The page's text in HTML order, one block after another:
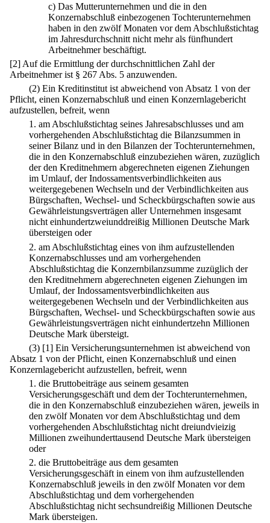
c) Das Mutterunternehmen und die in den
Konzernabschluß einbezogenen Tochterunternehmen
haben in den zwölf Monaten vor dem Abschlußstichtag
im Jahresdurchschnitt nicht mehr als fünfhundert
Arbeitnehmer beschäftigt.
[2] Auf die Ermittlung der durchschnittlichen Zahl der
Arbeitnehmer ist § 267 Abs. 5 anzuwenden.
(2) Ein Kreditinstitut ist abweichend von Absatz 1 von der
Pflicht, einen Konzernabschluß und einen Konzernlagebericht
aufzustellen, befreit, wenn
1. am Abschlußstichtag seines Jahresabschlusses und am
vorhergehenden Abschlußstichtag die Bilanzsummen in
seiner Bilanz und in den Bilanzen der Tochterunternehmen,
die in den Konzernabschluß einzubeziehen wären, zuzüglich
der den Kreditnehmern abgerechneten eigenen Ziehungen
im Umlauf, der Indossamentsverbindlichkeiten aus
weitergegebenen Wechseln und der Verbindlichkeiten aus
Bürgschaften, Wechsel- und Scheckbürgschaften sowie aus
Gewährleistungsverträgen aller Unternehmen insgesamt
nicht einhundertzweiunddreißig Millionen Deutsche Mark
übersteigen oder
2. am Abschlußstichtag eines von ihm aufzustellenden
Konzernabschlusses und am vorhergehenden
Abschlußstichtag die Konzernbilanzsumme zuzüglich der
den Kreditnehmern abgerechneten eigenen Ziehungen im
Umlauf, der Indossamentsverbindlichkeiten aus
weitergegebenen Wechseln und der Verbindlichkeiten aus
Bürgschaften, Wechsel- und Scheckbürgschaften sowie aus
Gewährleistungsverträgen nicht einhundertzehn Millionen
Deutsche Mark übersteigt.
(3) [1] Ein Versicherungsunternehmen ist abweichend von
Absatz 1 von der Pflicht, einen Konzernabschluß und einen
Konzernlagebericht aufzustellen, befreit, wenn
1. die Bruttobeiträge aus seinem gesamten
Versicherungsgeschäft und dem der Tochterunternehmen,
die in den Konzernabschluß einzubeziehen wären, jeweils in
den zwölf Monaten vor dem Abschlußstichtag und dem
vorhergehenden Abschlußstichtag nicht dreiundvieizig
Millionen zweihunderttausend Deutsche Mark übersteigen
oder
2. die Bruttobeiträge aus dem gesamten
Versicherungsgeschäft in einem von ihm aufzustellenden
Konzernabschluß jeweils in den zwölf Monaten vor dem
Abschlußstichtag und dem vorhergehenden
Abschlußstichtag nicht sechsundreißig Millionen Deutsche
Mark übersteigen.